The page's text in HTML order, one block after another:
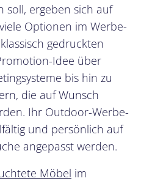
soll, ergeben sich auf
Optionen im Werbe-
gedruckten
Idee über
bis hin zu
die auf Wunsch
Ihr Outdoor-Werbe-
und persönlich auf
angepasst werden.
Möbel im